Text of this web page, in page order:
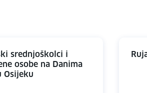
srednjoškolci i
osobe na Danima
Osijeku